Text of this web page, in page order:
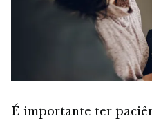
É importante ter